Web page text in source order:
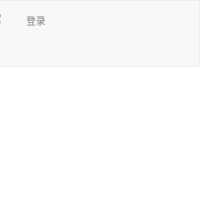
登录